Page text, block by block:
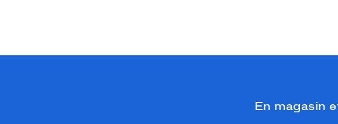
En magasin